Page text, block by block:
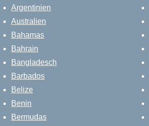
Argentinien
Australien
Bahamas
Bahrain
Bangladesch
Barbados
Belize
Benin
Bermudas